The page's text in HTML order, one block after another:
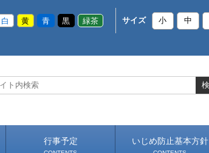
白 黄 青 黒 緑茶 サイズ 小 中
行事予定 いじめ防止基本方針